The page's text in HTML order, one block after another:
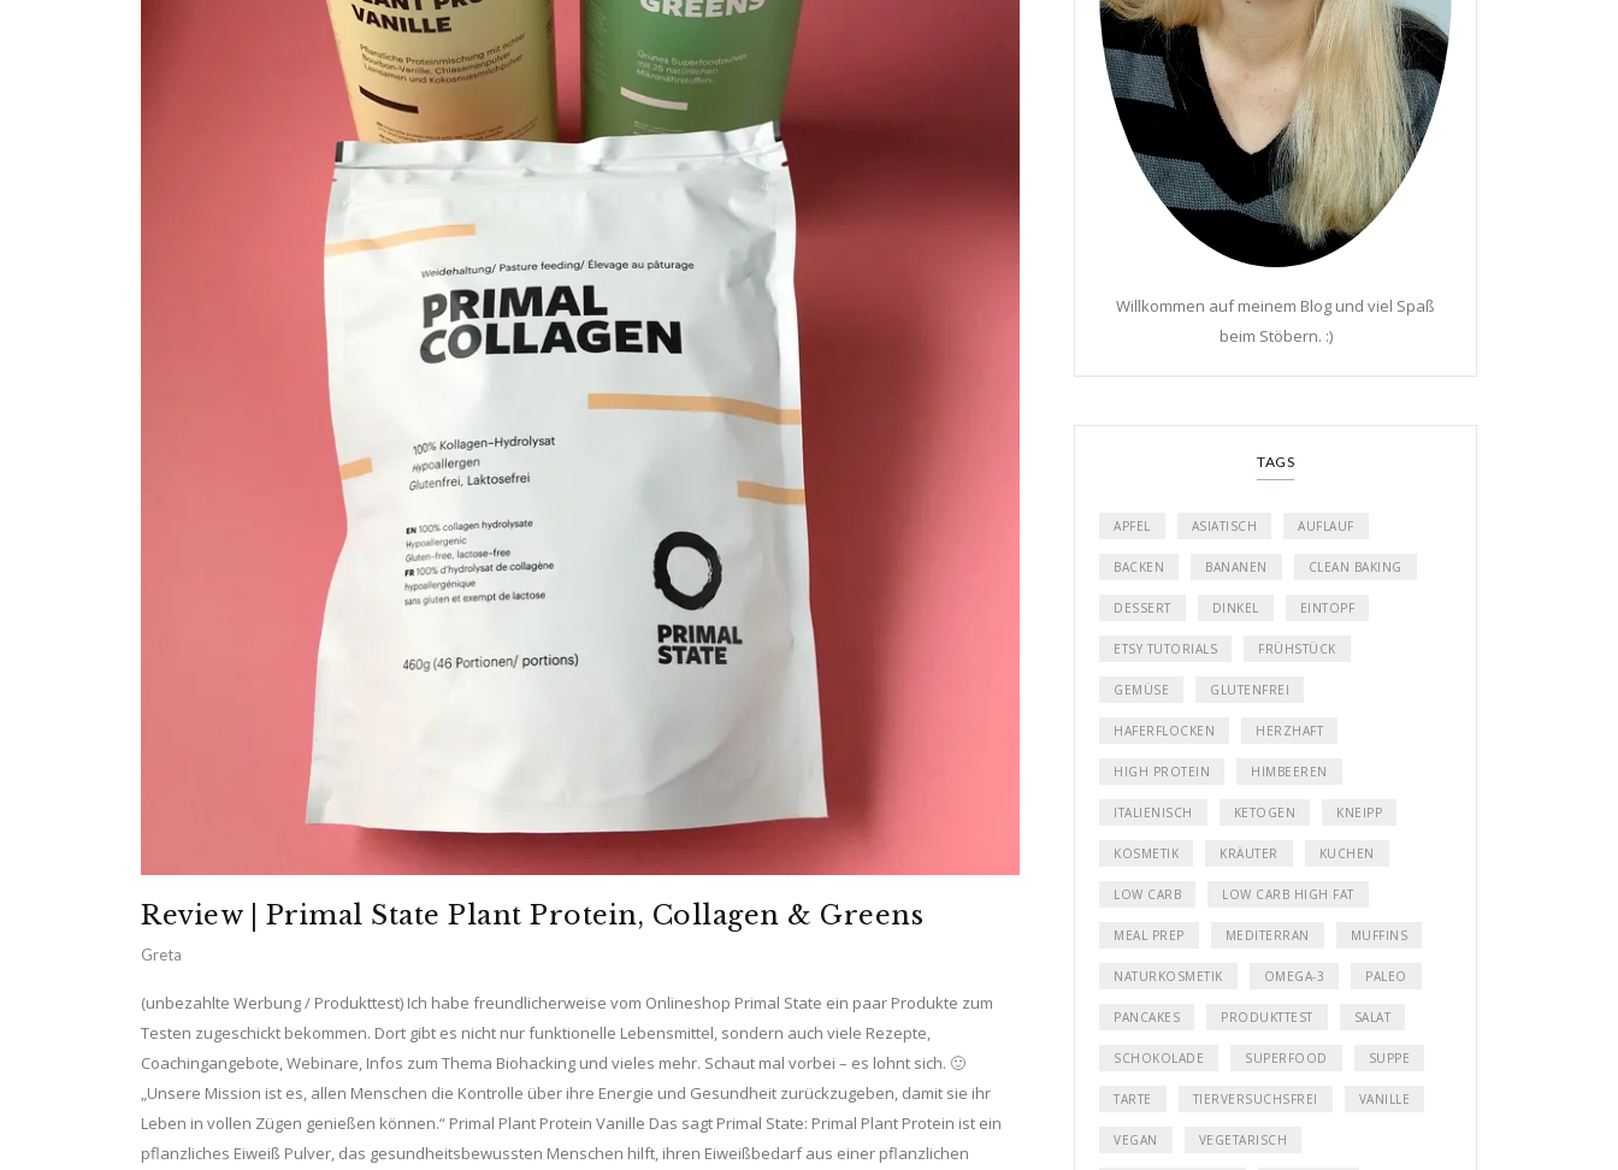
Review | Primal State Plant Protein, Collagen & Greens
Greta
(unbezahlte Werbung / Produkttest) Ich habe freundlicherweise vom Onlineshop Primal State ein paar Produkte zum
Testen zugeschickt bekommen. Dort gibt es nicht nur funktionelle Lebensmittel, sondern auch viele Rezepte,
Coachingangebote, Webinare, Infos zum Thema Biohacking und vieles mehr. Schaut mal vorbei – es lohnt sich. 🙂
„Unsere Mission ist es, allen Menschen die Kontrolle über ihre Energie und Gesundheit zurückzugeben, damit sie ihr
Leben in vollen Zügen genießen können.“ Primal Plant Protein Vanille Das sagt Primal State: Primal Plant Protein ist ein
pflanzliches Eiweiß Pulver, das gesundheitsbewussten Menschen hilft, ihren Eiweißbedarf aus einer pflanzlichen
Willkommen auf meinem Blog und viel Spaß
beim Stöbern. :)
TAGS
APFEL ASIATISCH AUFLAUF
BACKEN BANANEN CLEAN BAKING
DESSERT DINKEL EINTOPF
ETSY TUTORIALS FRÜHSTÜCK
GEMÜSE GLUTENFREI
HAFERFLOCKEN HERZHAFT
HIGH PROTEIN HIMBEEREN
ITALIENISCH KETOGEN KNEIPP
KOSMETIK KRÄUTER KUCHEN
LOW CARB LOW CARB HIGH FAT
MEAL PREP MEDITERRAN MUFFINS
NATURKOSMETIK OMEGA-3 PALEO
PANCAKES PRODUKTTEST SALAT
SCHOKOLADE SUPERFOOD SUPPE
TARTE TIERVERSUCHSFREI VANILLE
VEGAN VEGETARISCH